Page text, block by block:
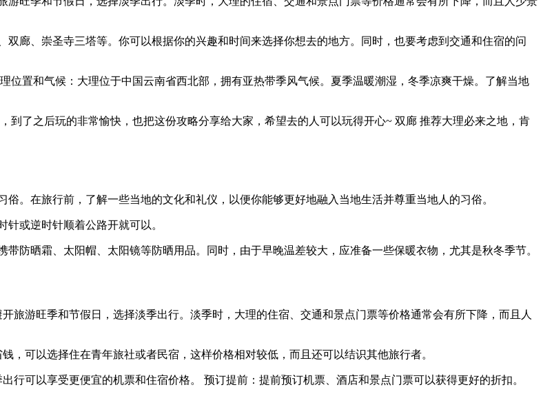
廊、崇圣寺三塔等。你可以根据你的兴趣和时间来选择你想去的地方。同时，也要考虑到交通和住宿的问
置和气候：大理位于中国云南省西北部，拥有亚热带季风气候。夏季温暖潮湿，冬季凉爽干燥。了解当地
了之后玩的非常愉快，也把这份攻略分享给大家，希望去的人可以玩得开心~ 双廊 推荐大理必来之地，肯
。在旅行前，了解一些当地的文化和礼仪，以便你能够更好地融入当地生活并尊重当地人的习俗。
或逆时针顺着公路开就可以。
防晒霜、太阳帽、太阳镜等防晒用品。同时，由于早晚温差较大，应准备一些保暖衣物，尤其是秋冬季节。
旅游旺季和节假日，选择淡季出行。淡季时，大理的住宿、交通和景点门票等价格通常会有所下降，而且人
，可以选择住在青年旅社或者民宿，这样价格相对较低，而且还可以结识其他旅行者。
行可以享受更便宜的机票和住宿价格。 预订提前：提前预订机票、酒店和景点门票可以获得更好的折扣。